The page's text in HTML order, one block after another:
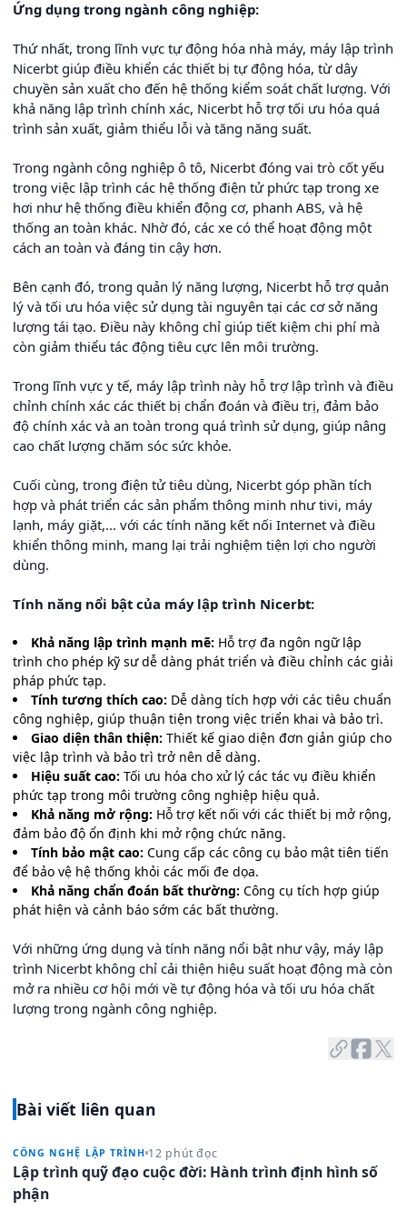
Ứng dụng trong ngành công nghiệp:
Thứ nhất, trong lĩnh vực tự động hóa nhà máy, máy lập trình
Nicerbt giúp điều khiển các thiết bị tự động hóa, từ dây
chuyền sản xuất cho đến hệ thống kiểm soát chất lượng. Với
khả năng lập trình chính xác, Nicerbt hỗ trợ tối ưu hóa quá
trình sản xuất, giảm thiểu lỗi và tăng năng suất.
Trong ngành công nghiệp ô tô, Nicerbt đóng vai trò cốt yếu
trong việc lập trình các hệ thống điện tử phức tạp trong xe
hơi như hệ thống điều khiển động cơ, phanh ABS, và hệ
thống an toàn khác. Nhờ đó, các xe có thể hoạt động một
cách an toàn và đáng tin cậy hơn.
Bên cạnh đó, trong quản lý năng lượng, Nicerbt hỗ trợ quản
lý và tối ưu hóa việc sử dụng tài nguyên tại các cơ sở năng
lượng tái tạo. Điều này không chỉ giúp tiết kiệm chi phí mà
còn giảm thiểu tác động tiêu cực lên môi trường.
Trong lĩnh vực y tế, máy lập trình này hỗ trợ lập trình và điều
chỉnh chính xác các thiết bị chẩn đoán và điều trị, đảm bảo
độ chính xác và an toàn trong quá trình sử dụng, giúp nâng
cao chất lượng chăm sóc sức khỏe.
Cuối cùng, trong điện tử tiêu dùng, Nicerbt góp phần tích
hợp và phát triển các sản phẩm thông minh như tivi, máy
lạnh, máy giặt,... với các tính năng kết nối Internet và điều
khiển thông minh, mang lại trải nghiệm tiện lợi cho người
dùng.
Tính năng nổi bật của máy lập trình Nicerbt:
Khả năng lập trình mạnh mẽ: Hỗ trợ đa ngôn ngữ lập
trình cho phép kỹ sư dễ dàng phát triển và điều chỉnh các giải
pháp phức tạp.
Tính tương thích cao: Dễ dàng tích hợp với các tiêu chuẩn
công nghiệp, giúp thuận tiện trong việc triển khai và bảo trì.
Giao diện thân thiện: Thiết kế giao diện đơn giản giúp cho
việc lập trình và bảo trì trở nên dễ dàng.
Hiệu suất cao: Tối ưu hóa cho xử lý các tác vụ điều khiển
phức tạp trong môi trường công nghiệp hiệu quả.
Khả năng mở rộng: Hỗ trợ kết nối với các thiết bị mở rộng,
đảm bảo độ ổn định khi mở rộng chức năng.
Tính bảo mật cao: Cung cấp các công cụ bảo mật tiên tiến
để bảo vệ hệ thống khỏi các mối đe dọa.
Khả năng chẩn đoán bất thường: Công cụ tích hợp giúp
phát hiện và cảnh báo sớm các bất thường.
Với những ứng dụng và tính năng nổi bật như vậy, máy lập
trình Nicerbt không chỉ cải thiện hiệu suất hoạt động mà còn
mở ra nhiều cơ hội mới về tự động hóa và tối ưu hóa chất
lượng trong ngành công nghiệp.
Bài viết liên quan
CÔNG NGHỆ LẬP TRÌNH 12 phút đọc
Lập trình quỹ đạo cuộc đời: Hành trình định hình số
phận